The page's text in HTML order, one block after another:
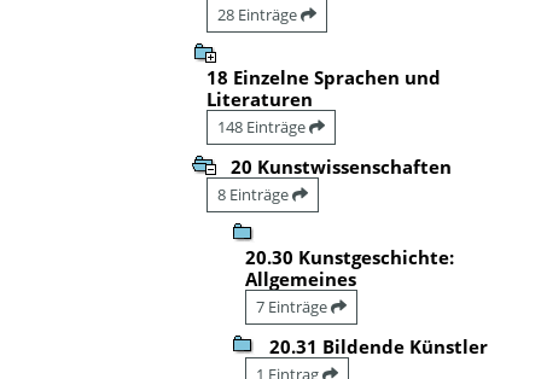
28 Einträge
18 Einzelne Sprachen und
Literaturen
148 Einträge
20 Kunstwissenschaften
8 Einträge
20.30 Kunstgeschichte:
Allgemeines
7 Einträge
20.31 Bildende Künstler
1 Eintrag